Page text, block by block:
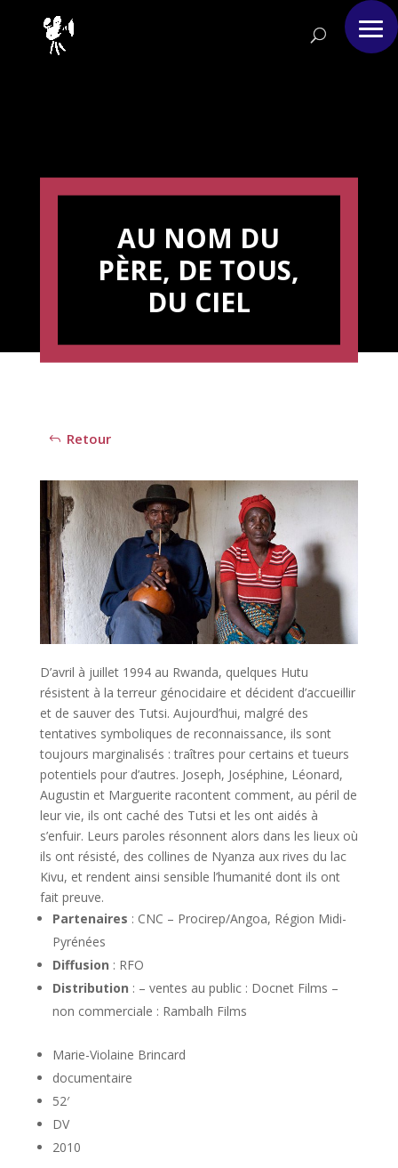
AU NOM DU
PÈRE, DE TOUS,
DU CIEL
Retour
D’avril à juillet 1994 au Rwanda, quelques Hutu
résistent à la terreur génocidaire et décident d’accueillir
et de sauver des Tutsi. Aujourd’hui, malgré des
tentatives symboliques de reconnaissance, ils sont
toujours marginalisés : traîtres pour certains et tueurs
potentiels pour d’autres. Joseph, Joséphine, Léonard,
Augustin et Marguerite racontent comment, au péril de
leur vie, ils ont caché des Tutsi et les ont aidés à
s’enfuir. Leurs paroles résonnent alors dans les lieux où
ils ont résisté, des collines de Nyanza aux rives du lac
Kivu, et rendent ainsi sensible l’humanité dont ils ont
fait preuve.
Partenaires : CNC – Procirep/Angoa, Région Midi-
Pyrénées
Diffusion : RFO
Distribution : – ventes au public : Docnet Films –
non commerciale : Rambalh Films
Marie-Violaine Brincard
documentaire
52′
DV
2010